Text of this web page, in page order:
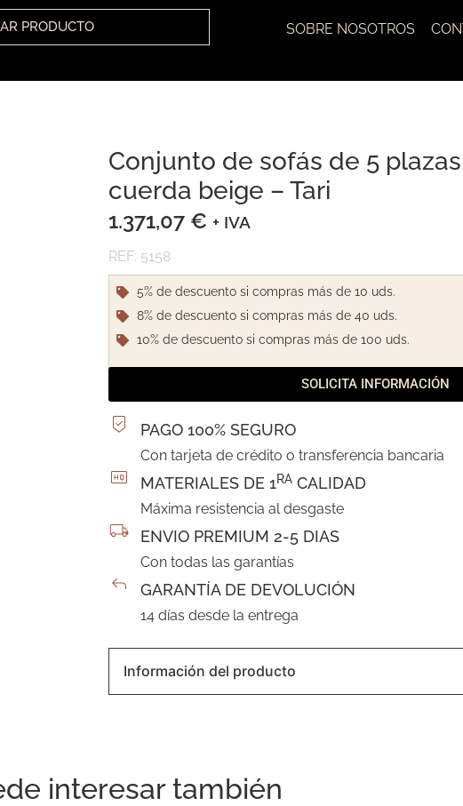
PRODUCTO SOBRE NOSOTROS
Conjunto de sofás de 5
cuerda beige – Tari
1.371,07 € + IVA
REF: 5158
5% de descuento si compras más de 10 uds.
8% de descuento si compras más de 40 uds.
10% de descuento si compras más de 100 uds.
SOLICITA INFORMACIÓN
PAGO 100% SEGURO
Con tarjeta de crédito o transferencia bancaria
MATERIALES DE 1RA CALIDAD
Máxima resistencia al desgaste
ENVIO PREMIUM 2-5 DIAS
Con todas las garantías
GARANTÍA DE DEVOLUCIÓN
14 días desde la entrega
Información del producto
interesar también